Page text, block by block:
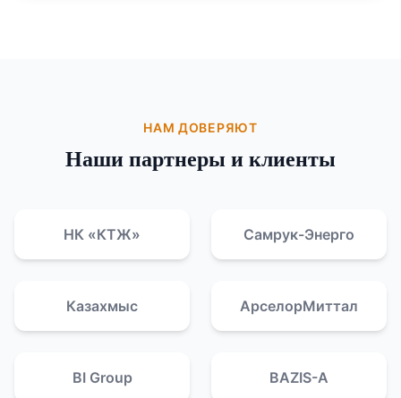
НАМ ДОВЕРЯЮТ
Наши партнеры и клиенты
НК «КТЖ» Самрук-Энерго
Казахмыс АрселорМиттал
BI Group BAZIS-A